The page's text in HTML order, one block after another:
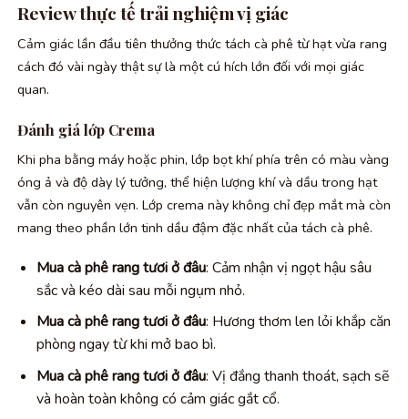
Review thực tế trải nghiệm vị giác
Cảm giác lần đầu tiên thưởng thức tách cà phê từ hạt vừa rang
cách đó vài ngày thật sự là một cú hích lớn đối với mọi giác
quan.
Đánh giá lớp Crema
Khi pha bằng máy hoặc phin, lớp bọt khí phía trên có màu vàng
óng ả và độ dày lý tưởng, thể hiện lượng khí và dầu trong hạt
vẫn còn nguyên vẹn. Lớp crema này không chỉ đẹp mắt mà còn
mang theo phần lớn tinh dầu đậm đặc nhất của tách cà phê.
Mua cà phê rang tươi ở đâu: Cảm nhận vị ngọt hậu sâu
sắc và kéo dài sau mỗi ngụm nhỏ.
Mua cà phê rang tươi ở đâu: Hương thơm len lỏi khắp căn
phòng ngay từ khi mở bao bì.
Mua cà phê rang tươi ở đâu: Vị đắng thanh thoát, sạch sẽ
và hoàn toàn không có cảm giác gắt cổ.